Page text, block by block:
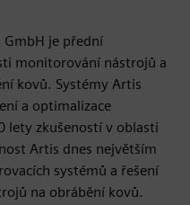
GmbH je přední
monitorování nástrojů a
kovů. Systémy Artis
a optimalizace
lety zkušeností v oblasti
Artis dnes největším
systémů a řešení
na obrábění kovů.